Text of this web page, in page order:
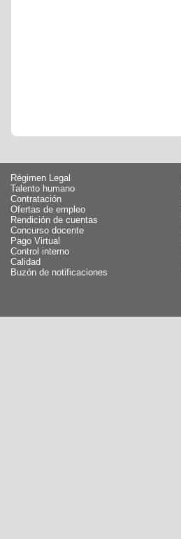
Régimen Legal
Talento humano
Contratación
Ofertas de empleo
Rendición de cuentas
Concurso docente
Pago Virtual
Control interno
Calidad
Buzón de notificaciones